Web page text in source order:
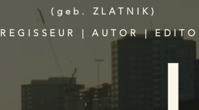
(geb. ZLATNIK)
REGISSEUR | AUTOR |